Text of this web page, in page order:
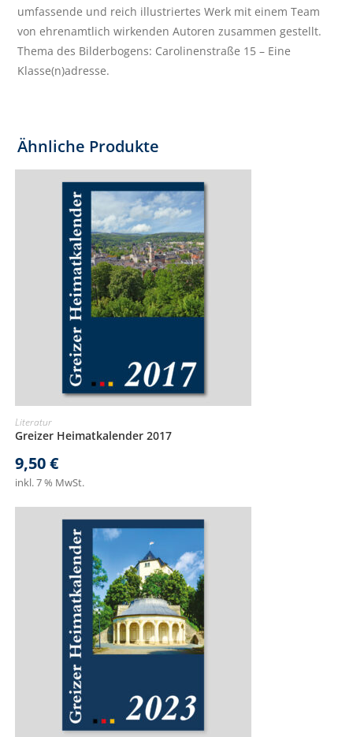
umfassende und reich illustriertes Werk mit einem Team
von ehrenamtlich wirkenden Autoren zusammen gestellt.
Thema des Bilderbogens: Carolinenstraße 15 – Eine
Klasse(n)adresse.
Ähnliche Produkte
Literatur
Greizer Heimatkalender 2017
9,50€
inkl. 7 % MwSt.